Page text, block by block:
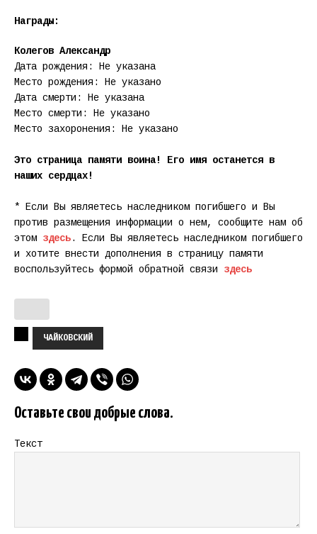
Награды:
Колегов Александр
Дата рождения: Не указана
Место рождения: Не указано
Дата смерти: Не указана
Место смерти: Не указано
Место захоронения: Не указано
Это страница памяти воина! Его имя останется в
наших сердцах!
* Если Вы являетесь наследником погибшего и Вы
против размещения информации о нем, сообщите нам об
этом здесь. Если Вы являетесь наследником погибшего
и хотите внести дополнения в страницу памяти
воспользуйтесь формой обратной связи здесь
ЧАЙКОВСКИЙ
Оставьте свои добрые слова.
Текст